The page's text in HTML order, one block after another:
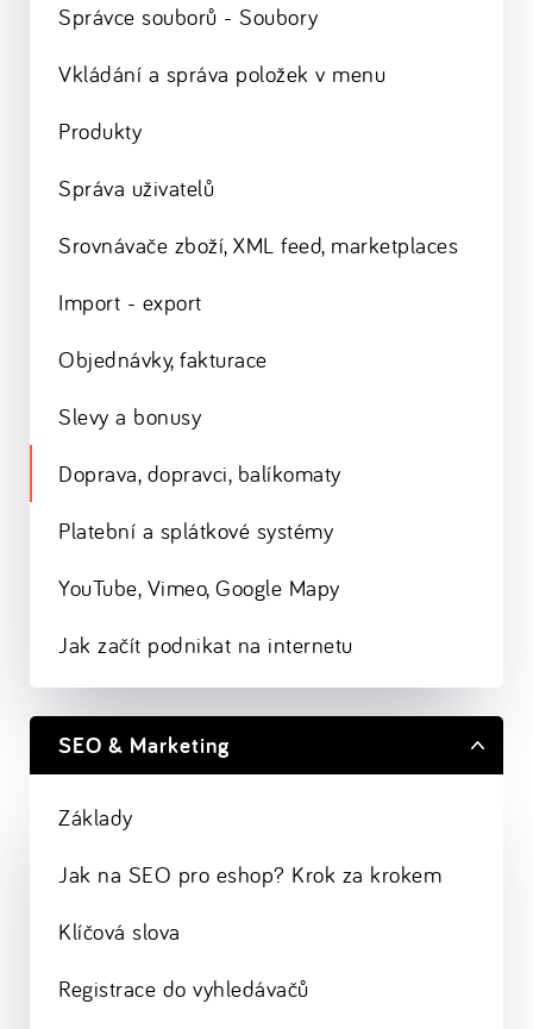
Správce souborů - Soubory
Vkládání a správa položek v menu
Produkty
Správa uživatelů
Srovnávače zboží, XML feed, marketplaces
Import - export
Objednávky, fakturace
Slevy a bonusy
Doprava, dopravci, balíkomaty
Platební a splátkové systémy
YouTube, Vimeo, Google Mapy
Jak začít podnikat na internetu
SEO & Marketing
Základy
Jak na SEO pro eshop? Krok za krokem
Klíčová slova
Registrace do vyhledávačů